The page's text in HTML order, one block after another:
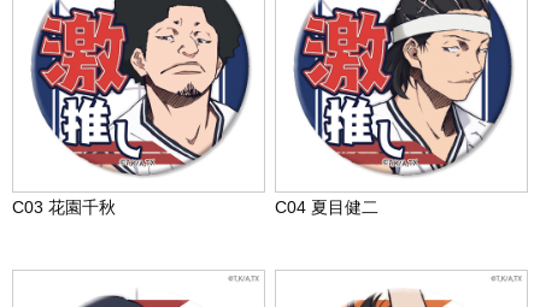
C03 花園千秋 C04 夏目健二